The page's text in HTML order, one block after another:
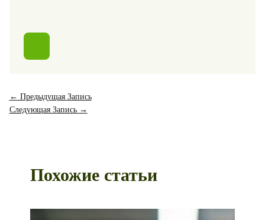
← Предыдущая Запись
Следующая Запись →
Похожие статьи